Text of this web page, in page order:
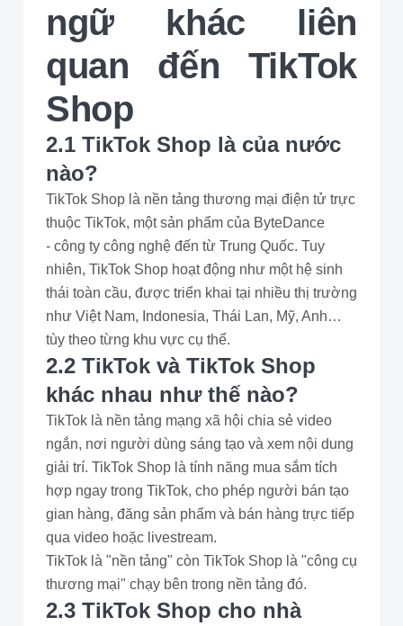
ngữ khác liên
quan đến TikTok
Shop
2.1 TikTok Shop là của nước
nào?
TikTok Shop là nền tảng thương mại điện tử trực
thuộc TikTok, một sản phẩm của ByteDance
- công ty công nghệ đến từ Trung Quốc. Tuy
nhiên, TikTok Shop hoạt động như một hệ sinh
thái toàn cầu, được triển khai tại nhiều thị trường
như Việt Nam, Indonesia, Thái Lan, Mỹ, Anh…
tùy theo từng khu vực cụ thể.
2.2 TikTok và TikTok Shop
khác nhau như thế nào?
TikTok là nền tảng mạng xã hội chia sẻ video
ngắn, nơi người dùng sáng tạo và xem nội dung
giải trí. TikTok Shop là tính năng mua sắm tích
hợp ngay trong TikTok, cho phép người bán tạo
gian hàng, đăng sản phẩm và bán hàng trực tiếp
qua video hoặc livestream.
TikTok là "nền tảng" còn TikTok Shop là "công cụ
thương mại" chạy bên trong nền tảng đó.
2.3 TikTok Shop cho nhà